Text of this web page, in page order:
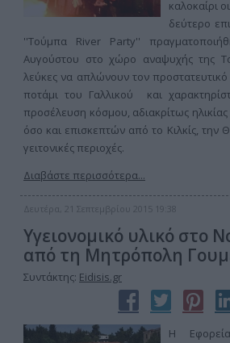
καλοκαίρι
δεύτερο
''Τούμπα River Party''
Αυγούστου στο χώρο αναψυχής της
λεύκες να απλώνουν τον προστατευτικό
ποτάμι του Γαλλικού και
προσέλευση κόσμου, αδιακρίτως
όσο και επισκεπτών από το Κιλκίς, την
γειτονικές περιοχές.
Διαβάστε περισσότερα...
Δευτέρα, 21 Σεπτεμβρίου 2015 19:38
Υγειονομικό υλικό στο
από τη Μητρόπολη
Συντάκτης: Eidisis.gr
Η Εφορεία